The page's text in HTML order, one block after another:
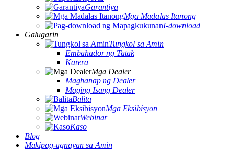
Garantiya
Mga Madalas Itanong
I-download
Galugarin
Tungkol sa Amin
Embahador ng Tatak
Karera
Mga Dealer
Maghanap ng Dealer
Maging Isang Dealer
Balita
Mga Eksibisyon
Webinar
Kaso
Blog
Makipag-ugnayan sa Amin